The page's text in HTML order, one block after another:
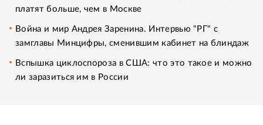
платят больше, чем в Москве
Война и мир Андрея Заренина. Интервью "РГ" с
замглавы Минцифры, сменившим кабинет на блиндаж
Вспышка циклоспороза в США: что это такое и можно
ли заразиться им в России